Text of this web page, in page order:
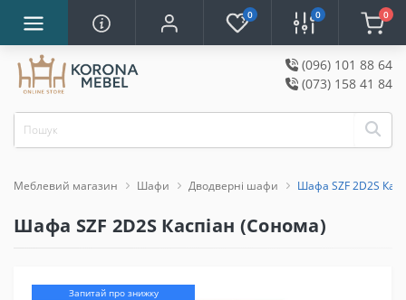
0 0 0
(096) 101 88 64
(073) 158 41 84
Меблевий магазин Шафи Дводверні шафи Шафа SZF 2D2S
Шафа SZF 2D2S Каспіан (Сонома)
Запитай про знижку